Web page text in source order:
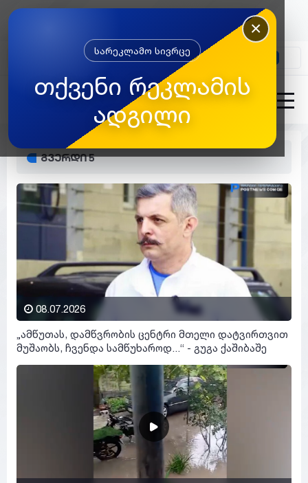
×
სარეკლამო სივრცე
თქვენი რეკლამის
ადგილი
კონტაქტი
გვერდი 5
08.07.2026
„ამწუთას, დამწვრობის ცენტრი მთელი დატვირთვით
მუშაობს, ჩვენდა სამწუხაროდ...“ - გუგა ქაშიბაშე